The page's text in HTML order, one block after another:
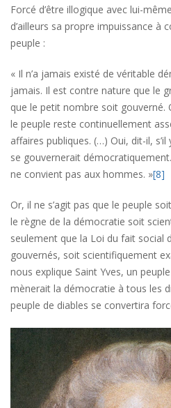
Forcé d’être illogique avec lui-
d’ailleurs sa propre impuissance à
peuple :
« Il n’a jamais existé de véritable
jamais. Il est contre nature que le
que le petit nombre soit gouverné.
le peuple reste continuellement
affaires publiques. (…) Oui, dit-il,
se gouvernerait
ne convient pas aux hommes. »[8]
Or, il ne s’agit pas que le peuple
le règne de la démocratie soit
seulement que la Loi du fait social
gouvernés, soit scientifiquement
nous explique Saint Yves, un
mènerait la démocratie à tous les
peuple de diables se convertira